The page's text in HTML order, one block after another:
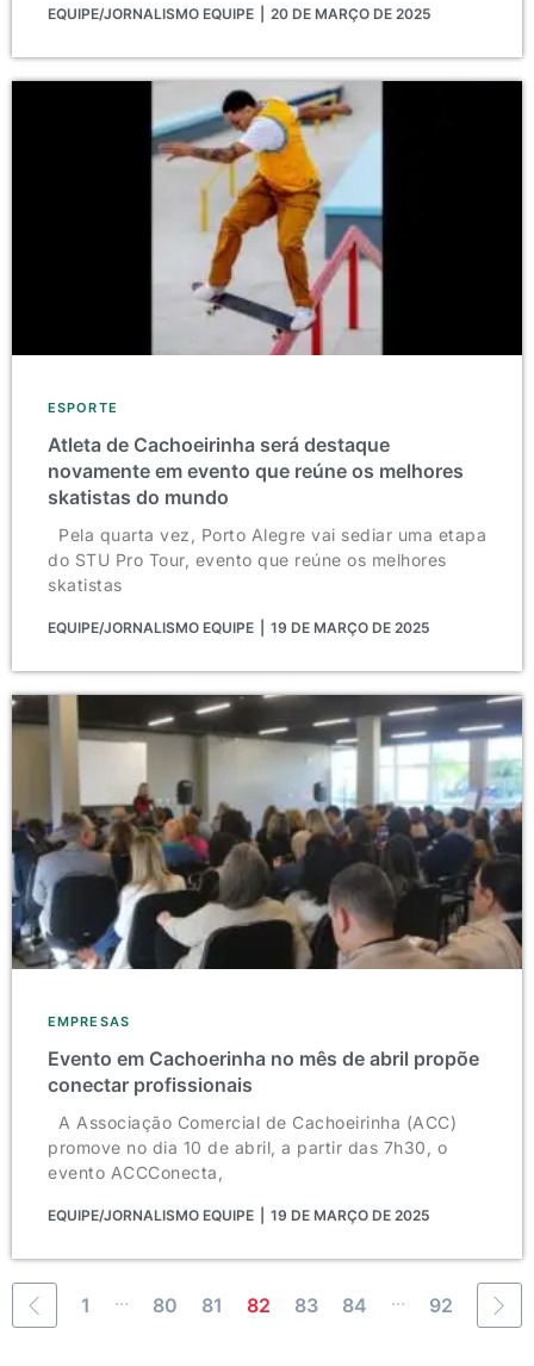
EQUIPE/JORNALISMO EQUIPE 20 DE MARÇO DE 2025
ESPORTE
Atleta de Cachoeirinha será destaque
novamente em evento que reúne os melhores
skatistas do mundo
Pela quarta vez, Porto Alegre vai sediar uma etapa
do STU Pro Tour, evento que reúne os melhores
skatistas
EQUIPE/JORNALISMO EQUIPE 19 DE MARÇO DE 2025
EMPRESAS
Evento em Cachoerinha no mês de abril propõe
conectar profissionais
A Associação Comercial de Cachoeirinha (ACC)
promove no dia 10 de abril, a partir das 7h30, o
evento ACCConecta,
EQUIPE/JORNALISMO EQUIPE 19 DE MARÇO DE 2025
1 ... 80 81 82 83 84 ... 92